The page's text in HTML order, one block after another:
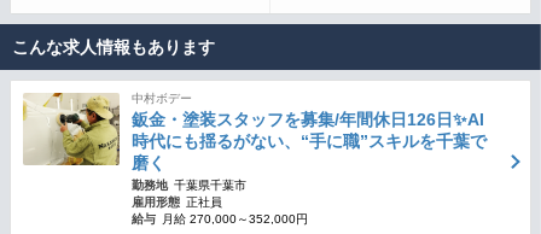
こんな求人情報もあります
中村ボデー
鈑金・塗装スタッフを募集/年間休日126日✨AI
時代にも揺るがない、“手に職”スキルを千葉で
磨く
勤務地 千葉県千葉市
雇用形態 正社員
給与
月給 270,000～352,000円